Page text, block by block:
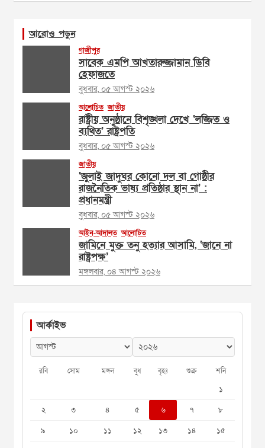
আরোও পড়ুন
গাজীপুর
সাবেক এমপি আখতারুজ্জামান ডিবি
হেফাজতে
বুধবার, ০৫ আগস্ট ২০২৬
আলোচিত জাতীয়
রাষ্ট্রীয় অনুষ্ঠানে বিশৃঙ্খলা দেখে ‘লজ্জিত ও
ব্যথিত’ রাষ্ট্রপতি
বুধবার, ০৫ আগস্ট ২০২৬
জাতীয়
‘জুলাই জাদুঘর কোনো দল বা গোষ্ঠীর
রাজনৈতিক ভাষ্য প্রতিষ্ঠার স্থান না’ :
প্রধানমন্ত্রী
বুধবার, ০৫ আগস্ট ২০২৬
আইন-আদালত আলোচিত
জামিনে মুক্ত তনু হত্যার আসামি, ‘জানে না
রাষ্ট্রপক্ষ’
মঙ্গলবার, ০৪ আগস্ট ২০২৬
আর্কাইভ
রবি সোম মঙ্গল বুধ বৃহঃ শুক্র শনি
১
২
৩ ৪ ৫ ৬ ৭
৮
৯
১০ ১১ ১২ ১৩ ১৪
১৫